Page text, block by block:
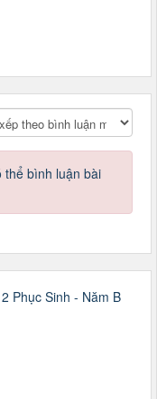
thể bình luận bài
Phục Sinh - Năm B